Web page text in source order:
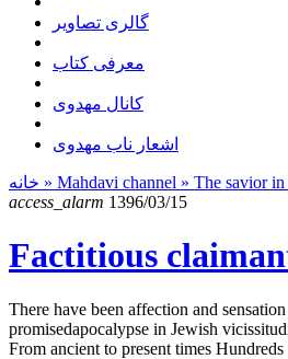
گالری تصاویر
معرفی کتاب
کانال مهدوی
اشعار ناب مهدوی
» Mahdavi channel » The savior in
access_alarm 1396/03/15
Factitious
There have been affection and
promisedapocalypse in Jewish
From ancient to present times